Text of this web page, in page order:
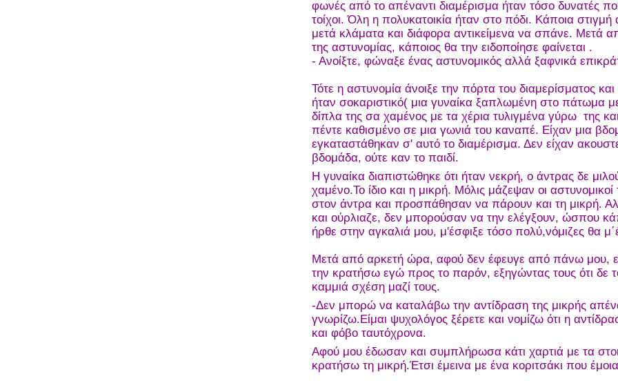
φωνές από το απέναντι διαμέρισμα ήταν τόσο δυνατές
τοίχοι. Όλη η πολυκατοικία ήταν στο πόδι. Κάποια
μετά κλάματα και διάφορα αντικείμενα να σπάνε. Μετά
της αστυνομίας, κάποιος θα την ειδοποίησε φαίνεται .
- Ανοίξτε, φώναξε ένας αστυνομικός αλλά ξαφνικά
Τότε η αστυνομία άνοιξε την πόρτα του διαμερίσματος
ήταν σοκαριστικό( μια γυναίκα ξαπλωμένη στο πάτωμα
δίπλα της σα χαμένος με τα χέρια τυλιγμένα γύρω της
πέντε καθισμένο σε μια γωνιά του καναπέ. Είχαν μια
εγκαταστάθηκαν σ' αυτό το διαμέρισμα. Δεν είχαν
βδομάδα, ούτε καν το παιδί.
Η γυναίκα διαπιστώθηκε ότι ήταν νεκρή, ο άντρας δε
χαμένο.Το ίδιο και η μικρή. Μόλις μάζεψαν οι
στον άντρα και προσπάθησαν να πάρουν και τη μικρή.
και ούρλιαζε, δεν μπορούσαν να την ελέγξουν, ώσπου
ήρθε στην αγκαλιά μου, μ'έσφιξε τόσο πολύ,νόμιζες θα
Μετά από αρκετή ώρα, αφού δεν έφευγε από πάνω μου,
την κρατήσω εγώ προς το παρόν, εξηγώντας τους ότι δε
καμμιά σχέση μαζί τους.
-Δεν μπορώ να καταλάβω την αντίδραση της μικρής
γνωρίζω.Είμαι ψυχολόγος ξέρετε και νομίζω ότι η
και φόβο ταυτόχρονα.
Αφού μου έδωσαν και συμπλήρωσα κάτι χαρτιά με τα
κρατήσω τη μικρή.Έτσι έμεινα με ένα κοριτσάκι που